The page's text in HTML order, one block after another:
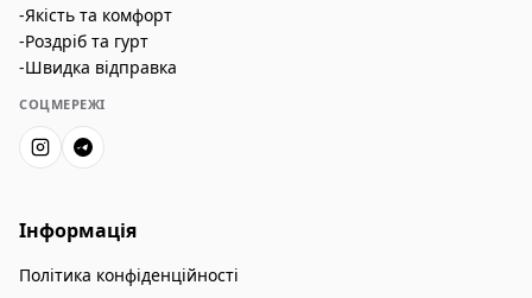
-Якість та комфорт
-Роздріб та гурт
-Швидка відправка
СОЦМЕРЕЖІ
Інформація
Політика конфіденційності